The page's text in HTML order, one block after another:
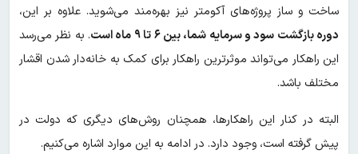
ساخت و ساز پروژه‌های آکومتر نیز بهره‌مند می‌شوید. علاوه بر این،
دوره بازگشت سود و سرمایه شما، بین ۶ تا ۹ ماه است
. به نظر می‌رسد
این راهکار می‌تواند موثرترین راهکار برای کمک به خانه‌دار شدن اقشار
مختلف باشد.
البته در کنار این راهکارها، همچنان روش‌های دیگری که دولت در
پیش گرفته است، وجود دارد. در ادامه به این موارد اشاره می‌کنیم.